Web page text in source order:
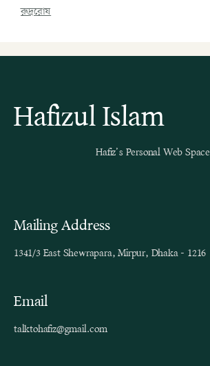
রুদ্ররোষ
Hafizul Islam
Hafiz’s Personal Web Space
Mailing Address
1341/3 East Shewrapara, Mirpur, Dhaka - 1216
Email
talktohafiz@gmail.com